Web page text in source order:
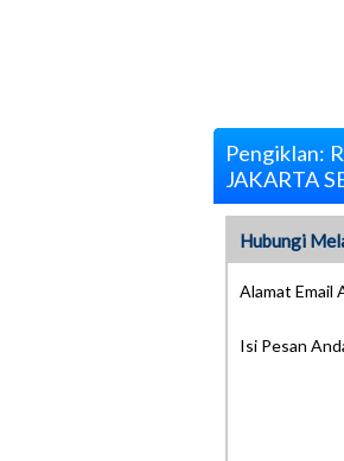
Pengiklan:
JAKARTA
Hubungi
Alamat Email
Isi Pesan